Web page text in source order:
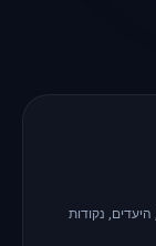
נקודות